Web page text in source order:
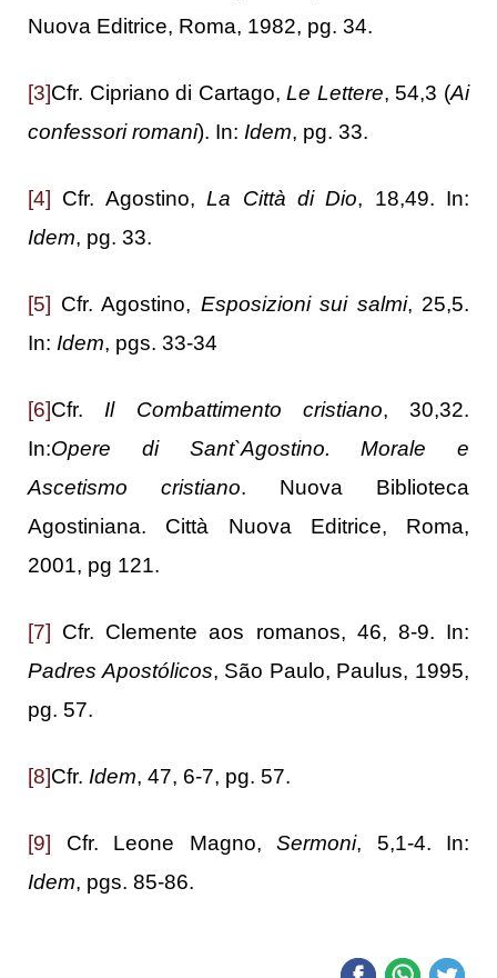
Nuova Editrice, Roma, 1982, pg. 34.
[3]Cfr. Cipriano di Cartago,Le Lettere, 54,3 (Ai
confessori romani). In: Idem, pg. 33.
[4] Cfr. Agostino,La Città di Dio, 18,49. In:
Idem, pg. 33.
[5] Cfr. Agostino, Esposizioni sui salmi, 25,5.
In: Idem, pgs. 33-34
[6]Cfr. Il Combattimento cristiano, 30,32.
In:Opere di Sant`Agostino. Morale e
Ascetismo cristiano. Nuova Biblioteca
Agostiniana. Città Nuova Editrice, Roma,
2001, pg 121.
[7] Cfr. Clemente aos romanos, 46, 8-9. In:
Padres Apostólicos, São Paulo, Paulus, 1995,
pg. 57.
[8]Cfr. Idem, 47, 6-7, pg. 57.
[9] Cfr. Leone Magno, Sermoni, 5,1-4. In:
Idem, pgs. 85-86.